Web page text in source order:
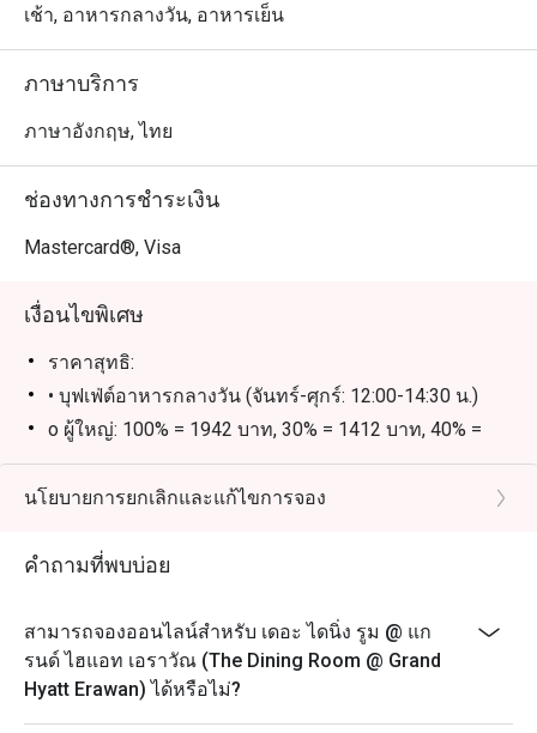
ย่างสุดนุ่ม และขนมหวานหลากหลายที่รังสรรค์อย่าง
มอบประสบการณ์ที่น่าประทับใจทั้งสำหรับคนท้องถิ่นและ
นักท่องเที่ยว เหมาะสำหรับผู้ที่มองหาบุฟเฟ่ต์คุณภาพสูง
และทำเลที่สะดวกใกล้ BTS ชิดลม รับรองว่าจะต้องอยาก
กลับมาอีกแน่นอน
ในการรับประทานอาหาร เพียงเลือกช่วงเวลาที่ต้องการ ก็
สามารถรับส่วนลดพิเศษตามช่วงเวลาได้สูงสุดถึง 50% จาก
เช้า, อาหารกลางวัน, อาหารเย็น
ภาษาบริการ
ภาษาอังกฤษ, ไทย
ช่องทางการชำระเงิน
Mastercard®, Visa
เงื่อนไขพิเศษ
ราคาสุทธิ:
• บุฟเฟ่ต์อาหารกลางวัน (จันทร์-ศุกร์: 12:00-14:30 น.)
o ผู้ใหญ่: 100% = 1942 บาท, 30% = 1412 บาท, 40% =
1236 บาท, 50% = 1059 บาท
o เด็ก: 100% = 971 บาท, 30% = 707 บาท, 40% = 618
• บุฟเฟ่ต์อาหารกลางวัน (เสาร์: 12:00-14:30 น.)
1648 บาท, 50% = 1412 บาท
o เด็ก: 100% = 1295 บาท, 30% = 942 บาท, 40% = 824
บาท, 50% = 706 บาท บาท
นโยบายการยกเลิกและแก้ไขการจอง
คำถามที่พบบ่อย
สามารถจองออนไลน์สำหรับ เดอะ ไดนิ่ง รูม @ แก
รนด์ ไฮแอท เอราวัณ (The Dining Room @ Grand
Hyatt Erawan) ได้หรือไม่?